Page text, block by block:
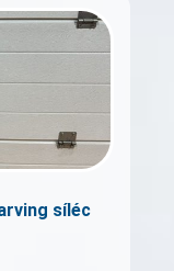
síléc